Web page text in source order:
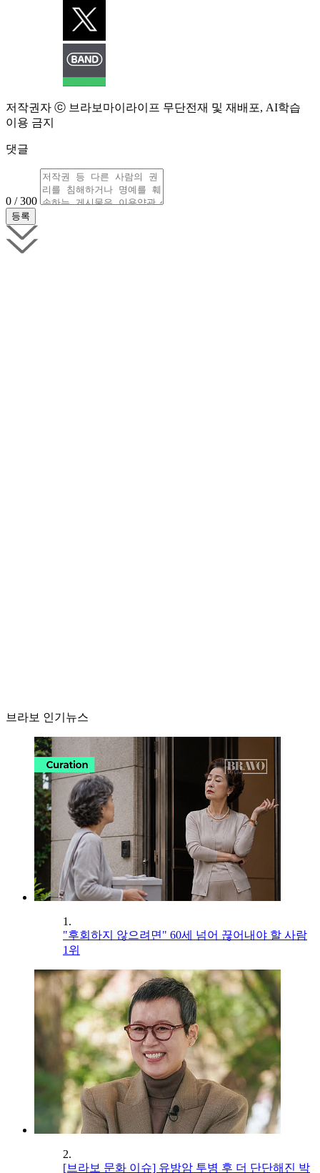
저작권자 ⓒ 브라보마이라이프 무단전재 및 재배포, AI학습
이용 금지
댓글
0 / 300
브라보 인기뉴스
1.
"후회하지 않으려면" 60세 넘어 끊어내야 할 사람
1위
2.
[브라보 문화 이슈] 유방암 투병 후 더 단단해진 박